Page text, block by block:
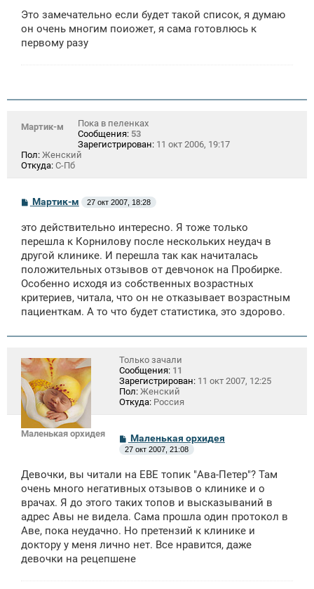
б
щ
н
Это замечательно если будет такой список, я думаю
он очень многим поиожет, я сама готовлюсь к
первому разу
Мартик-м
Пока в пеленках
Сообщения: 53
Зарегистрирован: 11 окт 2006, 19:17
Пол: Женский
Откуда: С-Пб
С
о
б
щ
н
и
Мартик-м 27 окт 2007, 18:28
это действительно интересно. Я тоже только
перешла к Корнилову после нескольких неудач в
другой клинике. И перешла так как начиталась
положительных отзывов от девчонок на Пробирке.
Особенно исходя из собственных возрастных
критериев, читала, что он не отказывает возрастным
пациенткам. А то что будет статистика, это здорово.
Маленькая орхидея
Только зачали
Сообщения: 11
Зарегистрирован: 11 окт 2007, 12:25
Пол: Женский
Откуда: Россия
С
о
о
щ
е
н
и
е
Маленькая орхидея
27 окт 2007, 21:08
Девочки, вы читали на ЕВЕ топик "Ава-Петер"? Там
очень много негативных отзывов о клинике и о
врачах. Я до этого таких топов и высказываний в
адрес Авы не видела. Сама прошла один протокол в
Аве, пока неудачно. Но претензий к клинике и
доктору у меня лично нет. Все нравится, даже
девочки на рецепшене